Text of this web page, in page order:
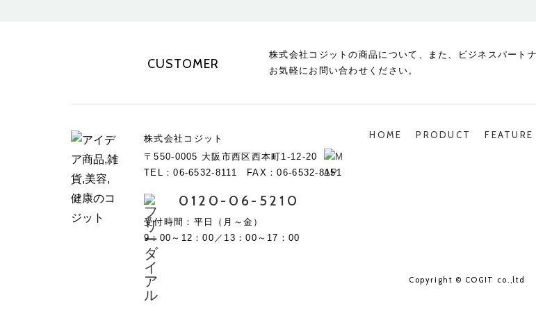
CUSTOMER
株式会社コジットの商品について、また、ビジネスパート
お気軽にお問い合わせください。
株式会社コジット
〒550-0005 大阪市西区西本町1-12-20
TEL：06-6532-8111 FAX：06-6532-8151
0120-06-5210
受付時間：平日（月～金）
9：00～12：00／13：00～17：00
HOME PRODUCT FEATURE
Copyright © COGIT co.,ltd